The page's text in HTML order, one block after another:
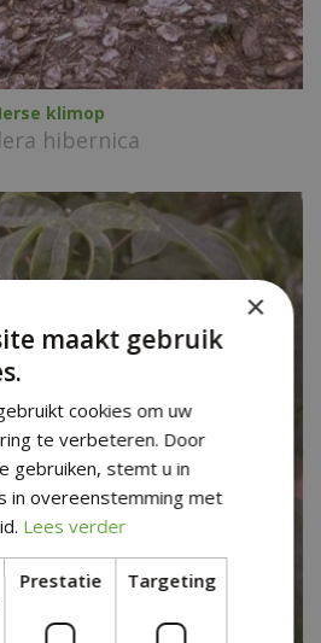
Ierse klimop
hibernica
×
maakt gebruik
cookies om uw
te verbeteren. Door
gebruiken, stemt u in
in overeenstemming met
Lees verder
Prestatie Targeting